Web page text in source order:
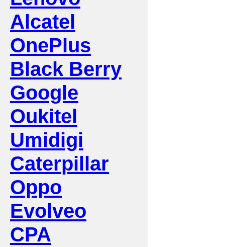
Alcatel
OnePlus
Black Berry
Google
Oukitel
Umidigi
Caterpillar
Oppo
Evolveo
CPA